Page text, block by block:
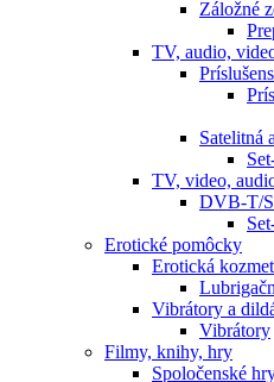
Záložné
TV, audio,
Satelitná
TV, video,
DVB-T/S
Erotické pomôcky
Erotická
Vibrátory a
Vibrátory
Filmy, knihy, hry
Spoločenské